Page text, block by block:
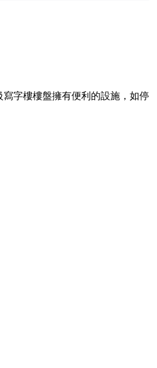
字樓樓盤擁有便利的設施，如停